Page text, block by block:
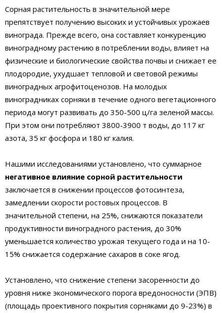
Сорная растительность в значительной мере
препятствует получению высоких и устойчивых урожаев
винограда. Прежде всего, она составляет конкуренцию
виноградному растению в потреблении воды, влияет на
физические и биологические свойства почвы и снижает ее
плодородие, ухудшает тепловой и световой режимы
виноградных агрофитоценозов. На молодых
виноградниках сорняки в течение одного вегетационного
периода могут развивать до 350-500 ц/га зеленой массы.
При этом они потребляют 3800-3900 т воды, до 117 кг
азота, 35 кг фосфора и 180 кг калия.
Нашими исследованиями установлено, что суммарное
негативное влияние сорной растительности
заключается в снижении процессов фотосинтеза,
замедлении скорости ростовых процессов. В
значительной степени, на 25%, снижаются показатели
продуктивности виноградного растения, до 30%
уменьшается количество урожая текущего года и на 10-
15% снижается содержание сахаров в соке ягод.
Установлено, что снижение степени засоренности до
уровня ниже экономического порога вредоносности (ЭПВ)
(площадь проективного покрытия сорняками до 9-23%) в